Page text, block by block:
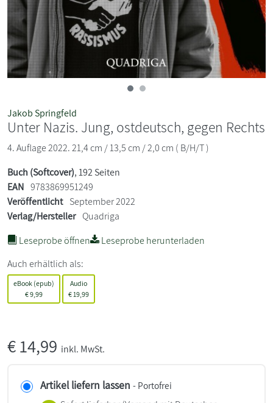
Jakob Springfeld
Unter Nazis. Jung, ostdeutsch, gegen Rechts
4. Auflage 2022. 21,4 cm / 13,5 cm / 2,0 cm ( B/H/T )
Buch (Softcover), 192 Seiten
EAN 9783869951249
Veröffentlicht September 2022
Verlag/Hersteller Quadriga
Leseprobe öffnen
Leseprobe herunterladen
Auch erhältlich als:
eBook (epub)
€9,99
Audio
€19,99
€14,99 inkl. MwSt.
Artikel liefern lassen - Portofrei